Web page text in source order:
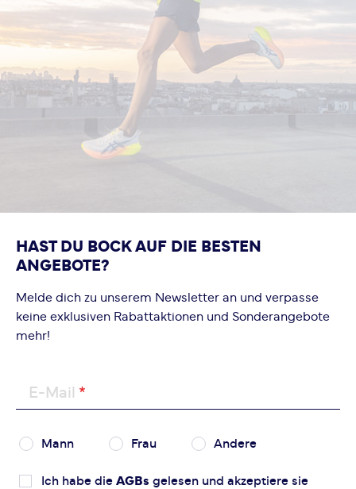
HAST DU BOCK AUF DIE BESTEN
ANGEBOTE?
Melde dich zu unserem Newsletter an und verpasse
keine exklusiven Rabattaktionen und Sonderangebote
mehr!
E-Mail
Mann Frau Andere
Ich habe die AGBs gelesen und akzeptiere sie